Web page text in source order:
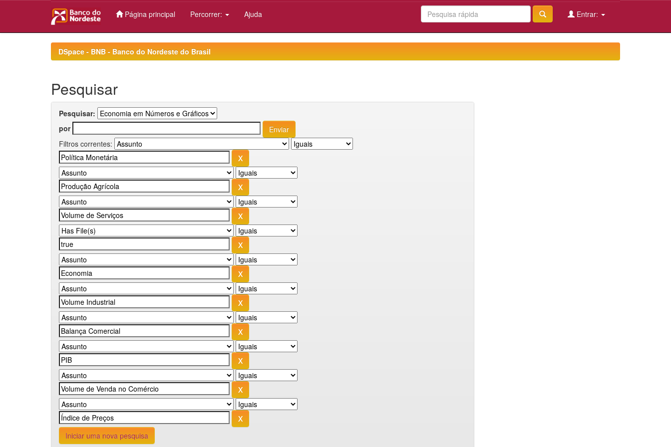
Página principal Percorrer: Ajuda Entrar:
DSpace - BNB - Banco do Nordeste do Brasil
Pesquisar
Pesquisar:
por
Filtros correntes:
Iniciar uma nova pesquisa